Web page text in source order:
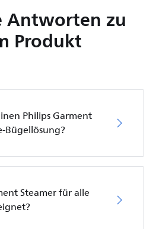
Antworten zu
Produkt
Philips Garment
Bügellösung?
Steamer für alle